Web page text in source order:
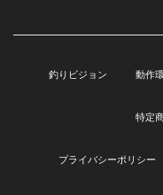
釣りビジョン 動作
特定
プライバシーポリシー